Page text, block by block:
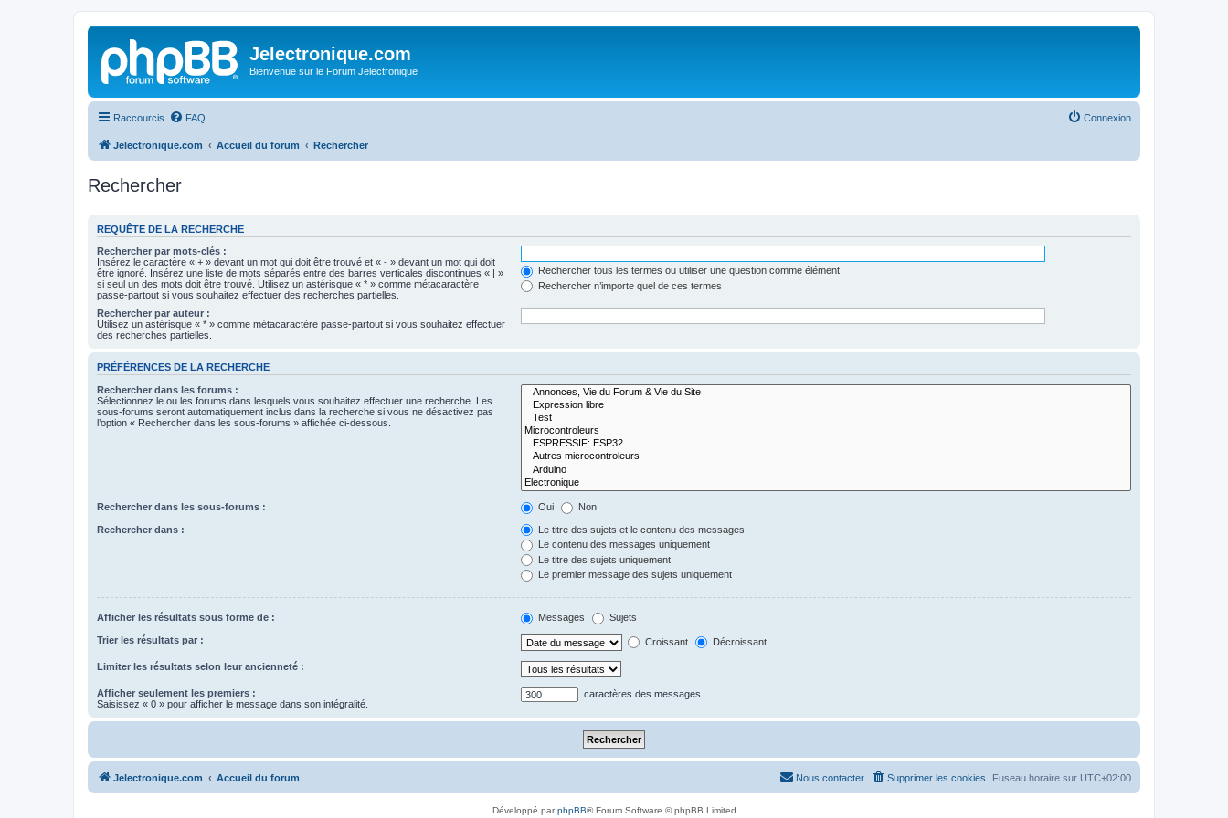
Jelectronique.com
Bienvenue sur le Forum Jelectronique
Raccourcis FAQ Connexion
Jelectronique.com Accueil du forum Rechercher
Rechercher
REQUÊTE DE LA RECHERCHE
Rechercher par mots-clés :
Insérez le caractère « + » devant un mot qui doit être trouvé et « - » devant un mot qui doit
être ignoré. Insérez une liste de mots séparés entre des barres verticales discontinues « | »
si seul un des mots doit être trouvé. Utilisez un astérisque « * » comme métacaractère
passe-partout si vous souhaitez effectuer des recherches partielles.
Rechercher tous les termes ou utiliser une question comme élément
Rechercher n’importe quel de ces termes
Rechercher par auteur :
Utilisez un astérisque « * » comme métacaractère passe-partout si vous souhaitez effectuer
des recherches partielles.
PRÉFÉRENCES DE LA RECHERCHE
Rechercher dans les forums :
Sélectionnez le ou les forums dans lesquels vous souhaitez effectuer une recherche. Les
sous-forums seront automatiquement inclus dans la recherche si vous ne désactivez pas
l’option « Rechercher dans les sous-forums » affichée ci-dessous.
Rechercher dans les sous-forums : Oui Non
Rechercher dans :
Le titre des sujets et le contenu des messages
Le contenu des messages uniquement
Le titre des sujets uniquement
Le premier message des sujets uniquement
Afficher les résultats sous forme de : Messages Sujets
Trier les résultats par : Croissant Décroissant
Limiter les résultats selon leur ancienneté :
Afficher seulement les premiers :
Saisissez « 0 » pour afficher le message dans son intégralité.
caractères des messages
Jelectronique.com Accueil du forum Fuseau horaire sur UTC+02:00
Supprimer les cookies
Nous contacter
Développé parphpBB® Forum Software © phpBB Limited